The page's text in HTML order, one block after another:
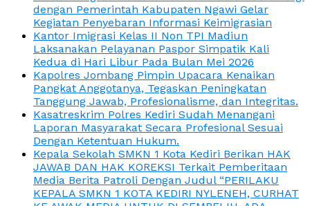
dengan Pemerintah Kabupaten Ngawi Gelar
Kegiatan Penyebaran Informasi Keimigrasian
Kantor Imigrasi Kelas II Non TPI Madiun
Laksanakan Pelayanan Paspor Simpatik Kali
Kedua di Hari Libur Pada Bulan Mei 2026
Kapolres Jombang Pimpin Upacara Kenaikan
Pangkat Anggotanya, Tegaskan Peningkatan
Tanggung Jawab, Profesionalisme, dan Integritas.
Kasatreskrim Polres Kediri Sudah Menangani
Laporan Masyarakat Secara Profesional Sesuai
Dengan Ketentuan Hukum.
Kepala Sekolah SMKN 1 Kota Kediri Berikan HAK
JAWAB DAN HAK KOREKSI Terkait Pemberitaan
Media Berita Patroli Dengan Judul “PERILAKU
KEPALA SMKN 1 KOTA KEDIRI NYLENEH, CURHAT